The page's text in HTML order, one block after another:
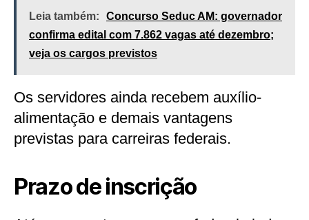
Leia também:
Concurso Seduc AM: governador
confirma edital com 7.862 vagas até dezembro;
veja os cargos previstos
Os servidores ainda recebem auxílio-
alimentação e demais vantagens
previstas para carreiras federais.
Prazo de inscrição